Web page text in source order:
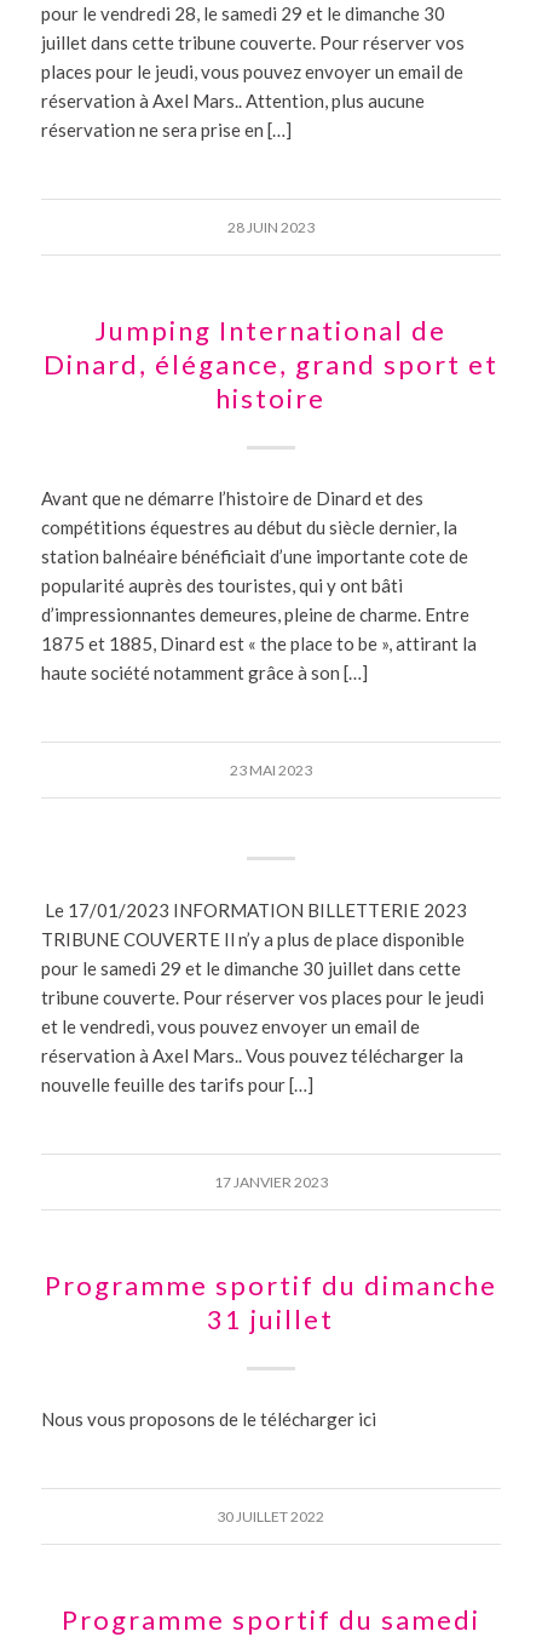
pour le vendredi 28, le samedi 29 et le dimanche 30
juillet dans cette tribune couverte. Pour réserver vos
places pour le jeudi, vous pouvez envoyer un email de
réservation à Axel Mars.. Attention, plus aucune
réservation ne sera prise en […]
28 JUIN 2023
Jumping International de
Dinard, élégance, grand sport et
histoire
Avant que ne démarre l’histoire de Dinard et des
compétitions équestres au début du siècle dernier, la
station balnéaire bénéficiait d’une importante cote de
popularité auprès des touristes, qui y ont bâti
d’impressionnantes demeures, pleine de charme. Entre
1875 et 1885, Dinard est « the place to be », attirant la
haute société notamment grâce à son […]
23 MAI 2023
Le 17/01/2023 INFORMATION BILLETTERIE 2023
TRIBUNE COUVERTE Il n’y a plus de place disponible
pour le samedi 29 et le dimanche 30 juillet dans cette
tribune couverte. Pour réserver vos places pour le jeudi
et le vendredi, vous pouvez envoyer un email de
réservation à Axel Mars.. Vous pouvez télécharger la
nouvelle feuille des tarifs pour […]
17 JANVIER 2023
Programme sportif du dimanche
31 juillet
Nous vous proposons de le télécharger ici
30 JUILLET 2022
Programme sportif du samedi